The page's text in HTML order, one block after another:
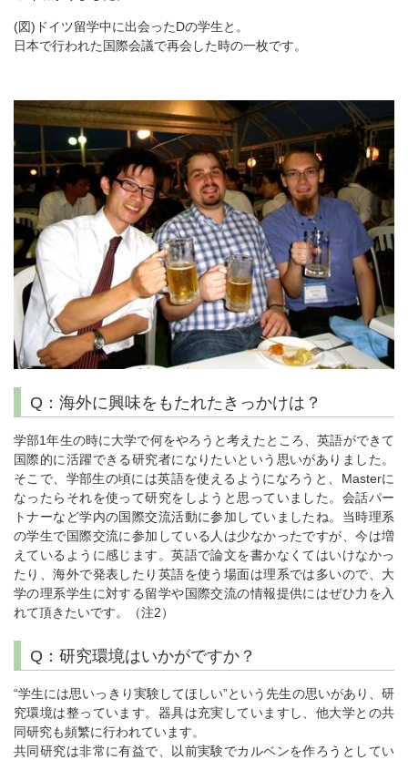
(図)ドイツ留学中に出会ったDの学生と。
日本で行われた国際会議で再会した時の一枚です。
Q：海外に興味をもたれたきっかけは？
学部1年生の時に大学で何をやろうと考えたところ、英語ができて
国際的に活躍できる研究者になりたいという思いがありました。
そこで、学部生の頃には英語を使えるようになろうと、Masterに
なったらそれを使って研究をしようと思っていました。会話パー
トナーなど学内の国際交流活動に参加していましたね。当時理系
の学生で国際交流に参加している人は少なかったですが、今は増
えているように感じます。英語で論文を書かなくてはいけなかっ
たり、海外で発表したり英語を使う場面は理系では多いので、大
学の理系学生に対する留学や国際交流の情報提供にはぜひ力を入
れて頂きたいです。（注2）
Q：研究環境はいかがですか？
“学生には思いっきり実験してほしい”という先生の思いがあり、研
究環境は整っています。器具は充実していますし、他大学との共
同研究も頻繁に行われています。
共同研究は非常に有益で、以前実験でカルベンを作ろうとしてい